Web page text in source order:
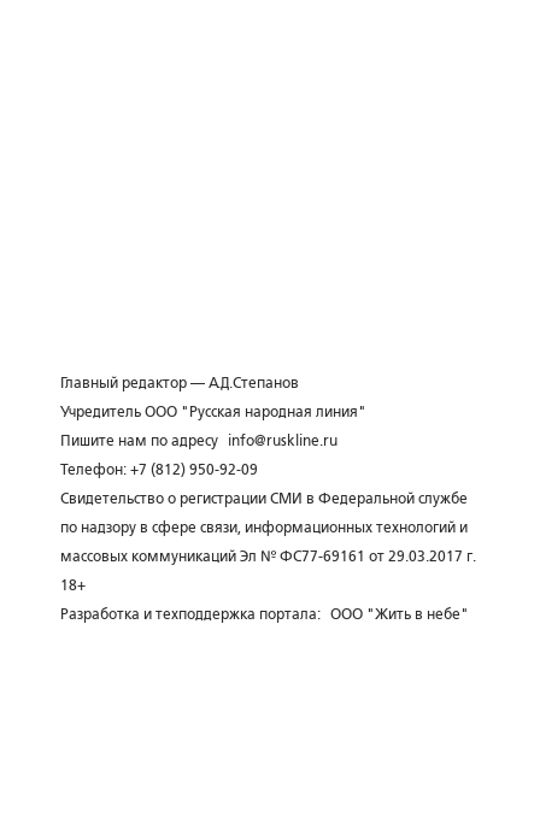
Главный редактор — А.Д.Степанов
Учредитель ООО "Русская народная линия"
Пишите нам по адресу
info@ruskline.ru
Телефон: +7 (812) 950-92-09
Свидетельство о регистрации СМИ в Федеральной службе
по надзору в сфере связи, информационных технологий и
массовых коммуникаций Эл № ФС77-69161 от 29.03.2017 г.
18+
Разработка и техподдержка портала: ООО "Жить в небе"